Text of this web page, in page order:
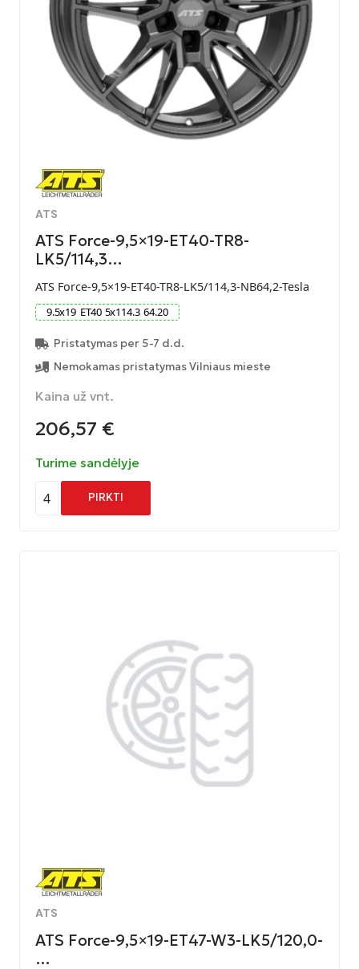
ATS
ATS Force-9,5×19-ET40-TR8-
LK5/114,3…
ATS Force-9,5×19-ET40-TR8-LK5/114,3-NB64,2-Tesla
9.5x19 ET40 5x114.3 64.20
Pristatymas per 5-7 d.d.
Nemokamas pristatymas Vilniaus mieste
Kaina už vnt.
206,57 €
Turime sandėlyje
4 PIRKTI
ATS
ATS Force-9,5×19-ET47-W3-LK5/120,0-
…